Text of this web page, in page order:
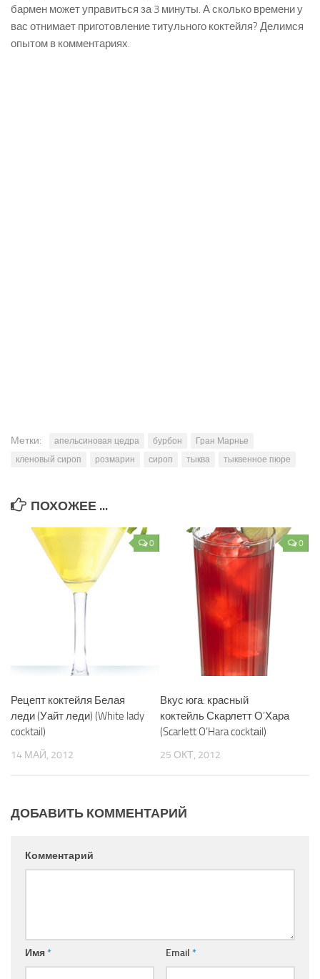
бармен может управиться за 3 минуты. А сколько времени у
вас отнимает приготовление титульного коктейля? Делимся
опытом в комментариях.
Метки: апельсиновая цедра бурбон
Гран Марнье
кленовый сироп
розмарин сироп тыква тыквенное пюре
ПОХОЖЕЕ ...
0
Рецепт коктейля Белая
леди (Уайт леди) (White lady
cocktail)
14 МАЙ, 2012
0
Вкус юга: красный
коктейль Скарлетт О’Хара
(Scarlett O’Hara cocktаil)
25 ОКТ, 2012
ДОБАВИТЬ КОММЕНТАРИЙ
Комментарий
Имя* Email *